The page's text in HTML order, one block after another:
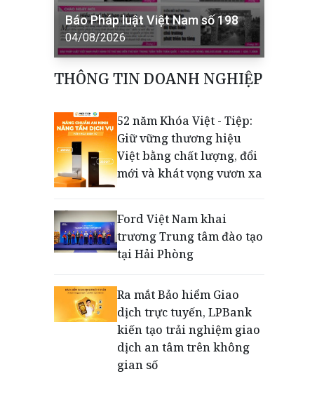
Báo Pháp luật Việt Nam số 198
04/08/2026
THÔNG TIN DOANH NGHIỆP
52 năm Khóa Việt - Tiệp:
Giữ vững thương hiệu
Việt bằng chất lượng, đổi
mới và khát vọng vươn xa
Ford Việt Nam khai
trương Trung tâm đào tạo
tại Hải Phòng
Ra mắt Bảo hiểm Giao
dịch trực tuyến, LPBank
kiến tạo trải nghiệm giao
dịch an tâm trên không
gian số